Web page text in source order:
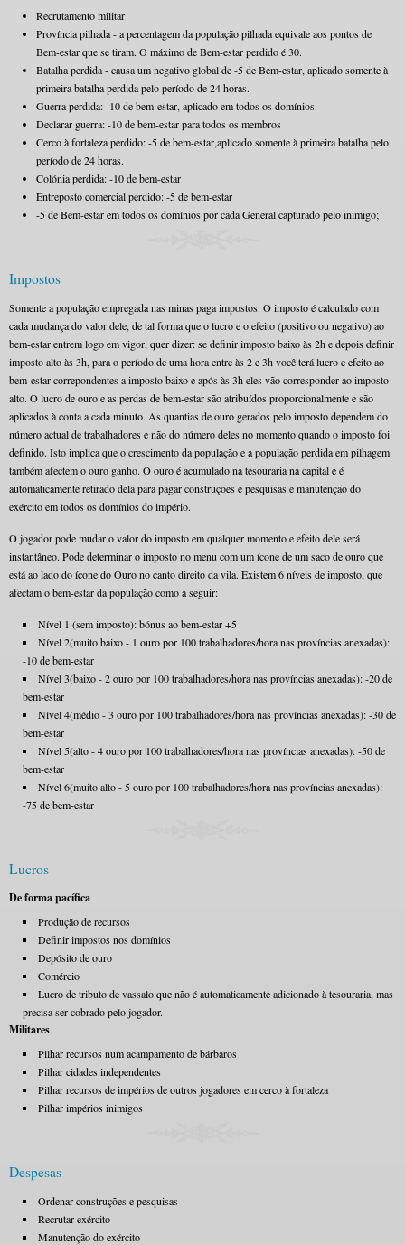
Recrutamento militar
Província pilhada - a percentagem da população pilhada equivale aos pontos de
Bem-estar que se tiram. O máximo de Bem-estar perdido é 30.
Batalha perdida - causa um negativo global de -5 de Bem-estar, aplicado somente à
primeira batalha perdida pelo período de 24 horas.
Guerra perdida: -10 de bem-estar, aplicado em todos os domínios.
Declarar guerra: -10 de bem-estar para todos os membros
Cerco à fortaleza perdido: -5 de bem-estar,aplicado somente à primeira batalha pelo
período de 24 horas.
Colónia perdida: -10 de bem-estar
Entreposto comercial perdido: -5 de bem-estar
-5 de Bem-estar em todos os domínios por cada General capturado pelo inimigo;
Impostos
Somente a população empregada nas minas paga impostos. O imposto é calculado com
cada mudança do valor dele, de tal forma que o lucro e o efeito (positivo ou negativo) ao
bem-estar entrem logo em vigor, quer dizer: se definir imposto baixo às 2h e depois definir
imposto alto às 3h, para o período de uma hora entre às 2 e 3h você terá lucro e efeito ao
bem-estar correpondentes a imposto baixo e após às 3h eles vão corresponder ao imposto
alto. O lucro de ouro e as perdas de bem-estar são atribuídos proporcionalmente e são
aplicados à conta a cada minuto. As quantias de ouro gerados pelo imposto dependem do
número actual de trabalhadores e não do número deles no momento quando o imposto foi
definido. Isto implica que o crescimento da população e a população perdida em pilhagem
também afectem o ouro ganho. O ouro é acumulado na tesouraria na capital e é
automaticamente retirado dela para pagar construções e pesquisas e manutenção do
exército em todos os domínios do império.
O jogador pode mudar o valor do imposto em qualquer momento e efeito dele será
instantâneo. Pode determinar o imposto no menu com um ícone de um saco de ouro que
está ao lado do ícone do Ouro no canto direito da vila. Existem 6 níveis de imposto, que
afectam o bem-estar da população como a seguir:
Nível 1 (sem imposto): bónus ao bem-estar +5
Nível 2(muito baixo - 1 ouro por 100 trabalhadores/hora nas províncias anexadas):
-10 de bem-estar
Nível 3(baixo - 2 ouro por 100 trabalhadores/hora nas províncias anexadas): -20 de
bem-estar
Nível 4(médio - 3 ouro por 100 trabalhadores/hora nas províncias anexadas): -30 de
bem-estar
Nível 5(alto - 4 ouro por 100 trabalhadores/hora nas províncias anexadas): -50 de
bem-estar
Nível 6(muito alto - 5 ouro por 100 trabalhadores/hora nas províncias anexadas):
-75 de bem-estar
Lucros
De forma pacífica
Produção de recursos
Definir impostos nos domínios
Depósito de ouro
Comércio
Lucro de tributo de vassalo que não é automaticamente adicionado à tesouraria, mas
precisa ser cobrado pelo jogador.
Militares
Pilhar recursos num acampamento de bárbaros
Pilhar cidades independentes
Pilhar recursos de impérios de outros jogadores em cerco à fortaleza
Pilhar impérios inimigos
Despesas
Ordenar construções e pesquisas
Recrutar exército
Manutenção do exército